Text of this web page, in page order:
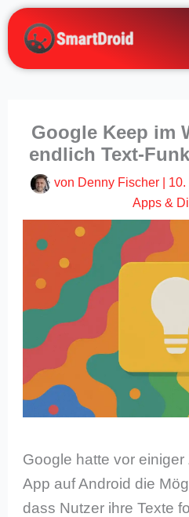
Zum
Inhalt
springen
Google Keep im
endlich Text-
von Denny Fischer 10.
Apps &
Google hatte vor
App auf Android die
dass Nutzer ihre Texte